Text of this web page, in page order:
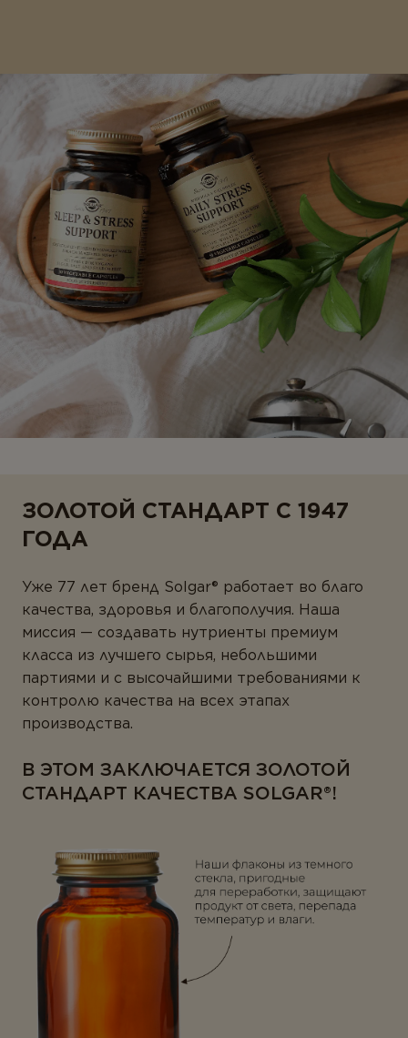
ЗОЛОТОЙ СТАНДАРТ С 1947
ГОДА
Уже 77 лет бренд Solgar® работает во благо
качества, здоровья и благополучия. Наша
миссия — создавать нутриенты премиум
класса из лучшего сырья, небольшими
партиями и с высочайшими требованиями к
контролю качества на всех этапах
производства.
В ЭТОМ ЗАКЛЮЧАЕТСЯ ЗОЛОТОЙ
СТАНДАРТ КАЧЕСТВА SOLGAR®!